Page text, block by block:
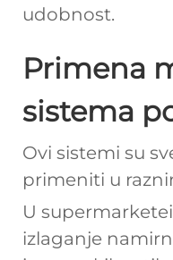
udobnost.
Primena
sistema
Ovi sistemi su
primeniti u
U
izlaganje